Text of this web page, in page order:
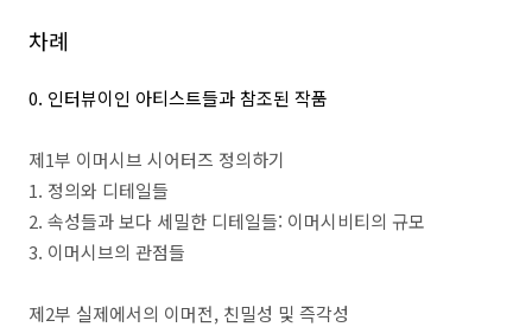
차례
0. 인터뷰이인 아티스트들과 참조된 작품
제1부 이머시브 시어터즈 정의하기
1. 정의와 디테일들
2. 속성들과 보다 세밀한 디테일들: 이머시비티의 규모
3. 이머시브의 관점들
제2부 실제에서의 이머전, 친밀성 및 즉각성